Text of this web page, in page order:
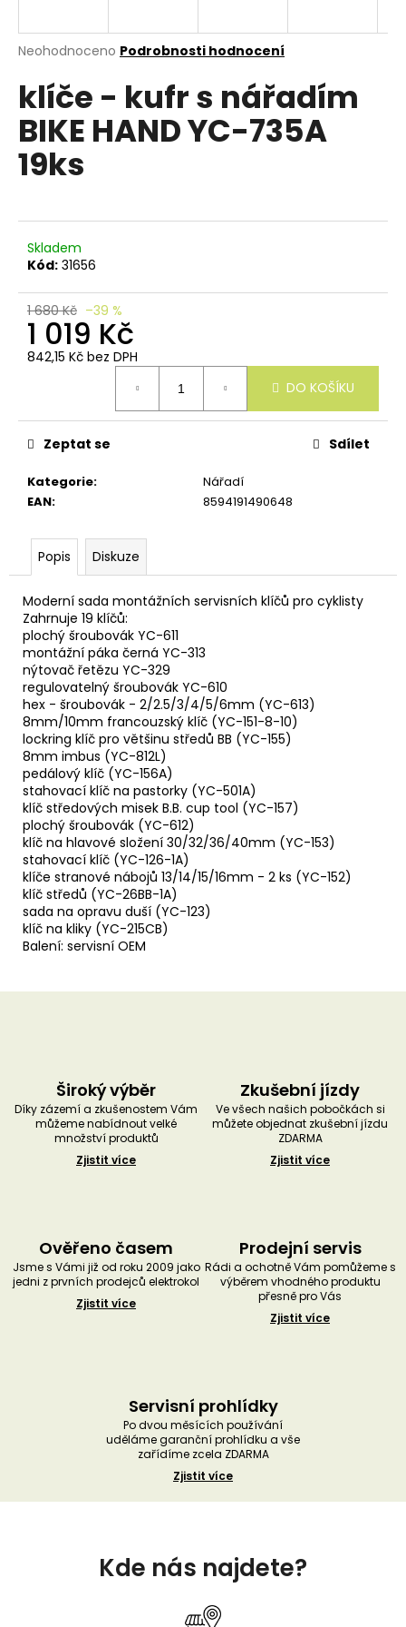
Průměrné
produktu
je
0,0
5
hvězdiček.
Neohodnoceno Podrobnosti hodnocení
klíče - kufr s nářadím
BIKE HAND YC-735A
19ks
Skladem
Kód: 31656
1 680 Kč –39 %
1 019 Kč
842,15 Kč bez DPH
DO KOŠÍKU
Kategorie:
Nářadí
EAN: 8594191490648
Zeptat se Sdílet
Popis Diskuze
Moderní sada montážních servisních klíčů pro cyklisty
Zahrnuje 19 klíčů:
plochý šroubovák YC-611
montážní páka černá YC-313
nýtovač řetězu YC-329
regulovatelný šroubovák YC-610
hex - šroubovák - 2/2.5/3/4/5/6mm (YC-613)
8mm/10mm francouzský klíč (YC-151-8-10)
lockring klíč pro většinu středů BB (YC-155)
8mm imbus (YC-812L)
pedálový klíč (YC-156A)
stahovací klíč na pastorky (YC-501A)
klíč středových misek B.B. cup tool (YC-157)
plochý šroubovák (YC-612)
klíč na hlavové složení 30/32/36/40mm (YC-153)
stahovací klíč (YC-126-1A)
klíče stranové nábojů 13/14/15/16mm - 2 ks (YC-152)
klíč středů (YC-26BB-1A)
sada na opravu duší (YC-123)
klíč na kliky (YC-215CB)
Balení: servisní OEM
Široký výběr
Díky zázemí a zkušenostem Vám
můžeme nabídnout velké
množství produktů
Zjistit více
Zkušební jízdy
Ve všech našich pobočkách si
můžete objednat zkušební jízdu
ZDARMA
Zjistit více
Ověřeno časem
Jsme s Vámi již od roku 2009 jako
jedni z prvních prodejců elektrokol
Zjistit více
Prodejní servis
Rádi a ochotně Vám pomůžeme s
výběrem vhodného produktu
přesně pro Vás
Zjistit více
Servisní prohlídky
Po dvou měsících používání
uděláme garanční prohlídku a vše
zařídíme zcela ZDARMA
Zjistit více
n
a
j
í
t
?
D
p
č
u
m
Kde nás najdete?